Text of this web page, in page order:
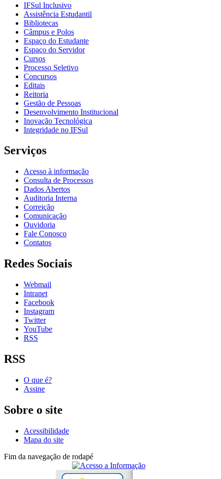
IFSul Inclusivo
Assistência Estudantil
Bibliotecas
Câmpus e Polos
Espaço do Estudante
Espaço do Servidor
Cursos
Processo Seletivo
Concursos
Editais
Reitoria
Gestão de Pessoas
Desenvolvimento Institucional
Inovação Tecnológica
Integridade no IFSul
Serviços
Acesso à informação
Consulta de Processos
Dados Abertos
Auditoria Interna
Correição
Comunicação
Ouvidoria
Fale Conosco
Contatos
Redes Sociais
Webmail
Intranet
Facebook
Instagram
Twitter
YouTube
RSS
RSS
O que é?
Assine
Sobre o site
Acessibilidade
Mapa do site
Fim da navegação de rodapé